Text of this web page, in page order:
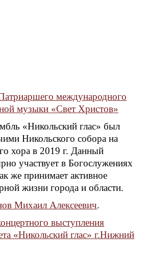
международного
музыки «Свет Христов»
«Никольский глас» был
Никольского собора на
хора в 2019 г. Данный
участвует в Богослужениях
же принимает активное
жизни города и области.
Михаил Алексеевич.
выступления
«Никольский глас» г.Нижний